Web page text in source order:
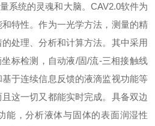
系统的灵魂和大脑。 CAV2.0软件为
特性。作为一光学方法，测量的精
处理、分析和计算方法。其中采用
坐标检测，自动液/固/流-三相接触线
于连续信息反馈的液滴监视功能等
这一切又都能实时完成。具备双边
能，分析液体与固体的表面润湿性